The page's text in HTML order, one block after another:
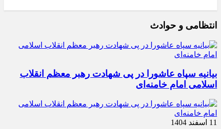
انتظامی و حوادث
بیانیه سپاه عاشورا در پی شهادت رهبر معظم انقلاب
اسلامی امام خامنه‌ای
11 اسفند 1404